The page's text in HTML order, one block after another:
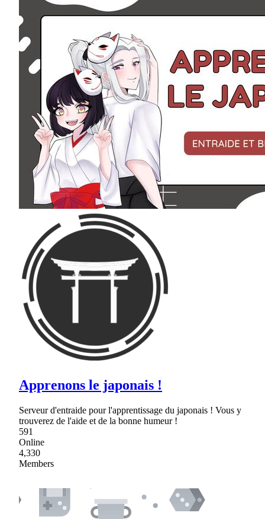
Apprenons le japonais !
Serveur d'entraide pour l'apprentissage du japonais ! Vous y
trouverez de l'aide et de la bonne humeur !
591
Online
4,330
Members